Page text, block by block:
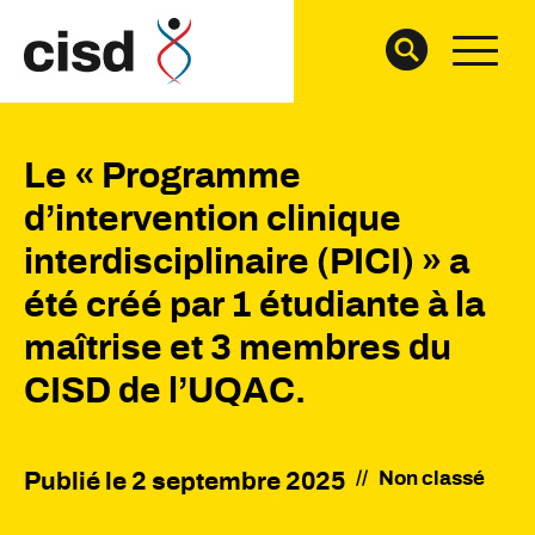
Le « Programme
d’intervention clinique
interdisciplinaire (PICI) » a
été créé par 1 étudiante à la
maîtrise et 3 membres du
CISD de l’UQAC.
Publié le 2 septembre 2025 // Non classé